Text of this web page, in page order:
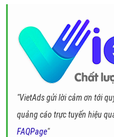
"VietAds gửi lời cảm ơn tới
quảng cáo trực tuyến hiệu
FAQPage"